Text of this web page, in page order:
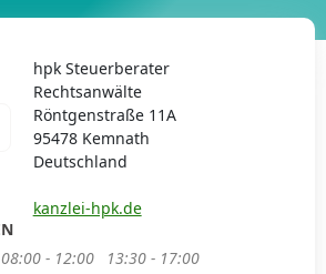
hpk Steuerberater
Rechtsanwälte
Röntgenstraße 11A
95478 Kemnath
Deutschland
kanzlei-hpk.de
08:00 - 12:00
13:30 - 17:00